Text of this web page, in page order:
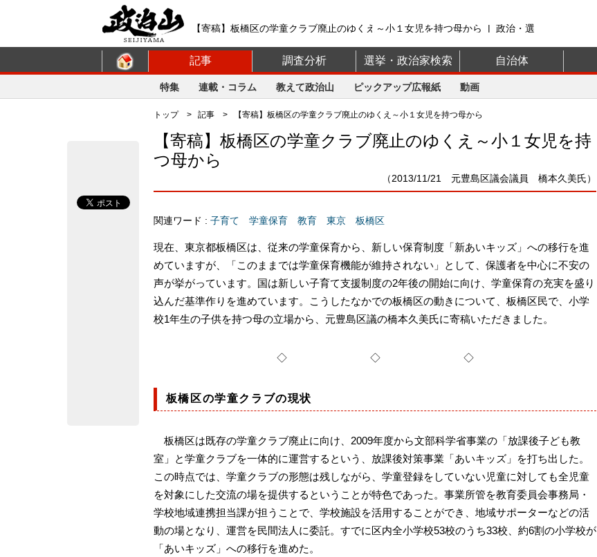
【寄稿】板橋区の学童クラブ廃止のゆくえ～小１女児を持つ母から | 政治・選
記事 調査分析 選挙・政治家検索 自治体
特集 連載・コラム 教えて政治山 ピックアップ広報紙 動画
トップ> 記事 > 【寄稿】板橋区の学童クラブ廃止のゆくえ～小１女児を持つ母から
【寄稿】板橋区の学童クラブ廃止のゆくえ～小１女児を持
つ母から
（2013/11/21 元豊島区議会議員 橋本久美氏）
関連ワード : 子育て 学童保育 教育 東京 板橋区
現在、東京都板橋区は、従来の学童保育から、新しい保育制度「新あいキッズ」への移行を進
めていますが、「このままでは学童保育機能が維持されない」として、保護者を中心に不安の
声が挙がっています。国は新しい子育て支援制度の2年後の開始に向け、学童保育の充実を盛り
込んだ基準作りを進めています。こうしたなかでの板橋区の動きについて、板橋区民で、小学
校1年生の子供を持つ母の立場から、元豊島区議の橋本久美氏に寄稿いただきました。
◇ ◇ ◇
板橋区の学童クラブの現状
板橋区は既存の学童クラブ廃止に向け、2009年度から文部科学省事業の「放課後子ども教
室」と学童クラブを一体的に運営するという、放課後対策事業「あいキッズ」を打ち出した。
この時点では、学童クラブの形態は残しながら、学童登録をしていない児童に対しても全児童
を対象にした交流の場を提供するということが特色であった。事業所管を教育委員会事務局・
学校地域連携担当課が担うことで、学校施設を活用することができ、地域サポーターなどの活
動の場となり、運営を民間法人に委託。すでに区内全小学校53校のうち33校、約6割の小学校が
「あいキッズ」への移行を進めた。